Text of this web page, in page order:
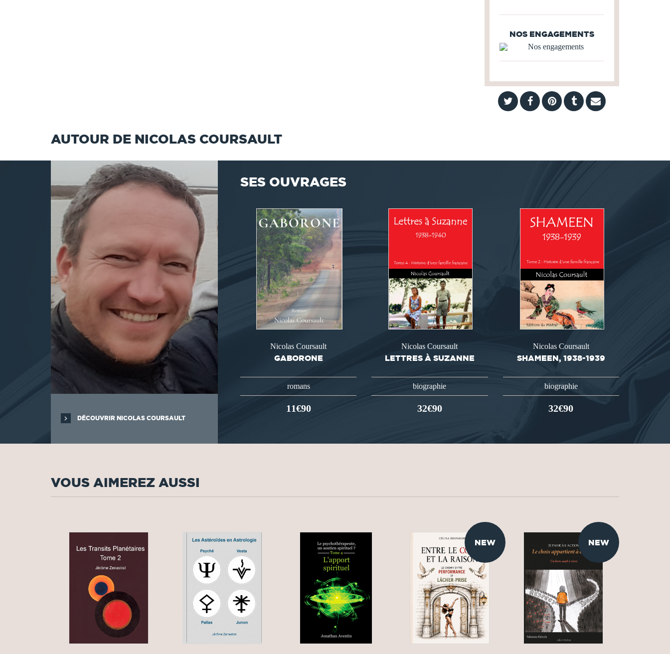
NOS ENGAGEMENTS
AUTOUR DE NICOLAS COURSAULT
DÉCOUVRIR NICOLAS COURSAULT
SES OUVRAGES
Nicolas Coursault
GABORONE
romans
11€90
Nicolas Coursault
LETTRES À SUZANNE
biographie
32€90
Nicolas Coursault
SHAMEEN, 1938-1939
biographie
32€90
VOUS AIMEREZ AUSSI
NEW NEW